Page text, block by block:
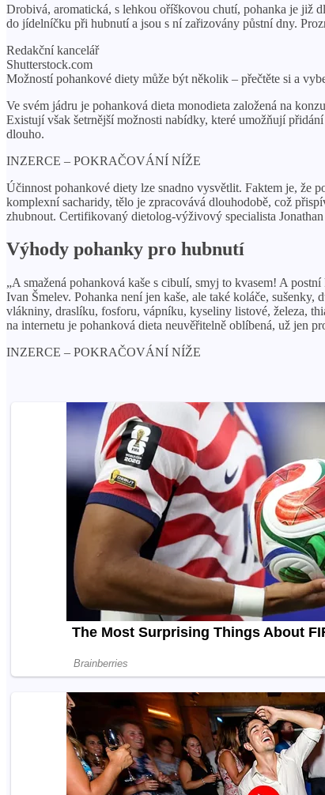
Drobivá, aromatická, s lehkou oříškovou chutí, pohanka je již
do jídelníčku při hubnutí a jsou s ní zařizovány půstní dny.
Redakční kancelář
Shutterstock.com
Možností pohankové diety může být několik – přečtěte si a
Ve svém jádru je pohanková dieta monodieta založená na
Existují však šetrnější možnosti nabídky, které umožňují
dlouho.
INZERCE – POKRAČOVÁNÍ NÍŽE
Účinnost pohankové diety lze snadno vysvětlit. Faktem je, že
komplexní sacharidy, tělo je zpracovává dlouhodobě, což
zhubnout. Certifikovaný dietolog-výživový specialista
Výhody pohanky pro hubnutí
„A smažená pohanková kaše s cibulí, smyj to kvasem! A
Ivan Šmelev. Pohanka není jen kaše, ale také koláče,
vlákniny, draslíku, fosforu, vápníku, kyseliny listové, železa,
na internetu je pohanková dieta neuvěřitelně oblíbená, už jen
INZERCE – POKRAČOVÁNÍ NÍŽE